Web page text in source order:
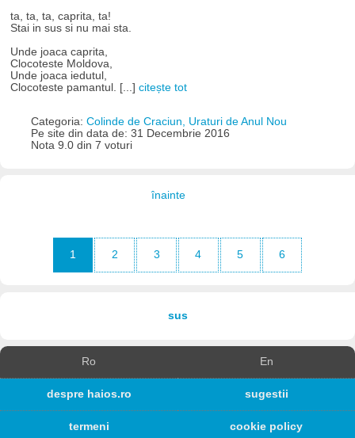
ta, ta, ta, caprita, ta!
Stai in sus si nu mai sta.
Unde joaca caprita,
Clocoteste Moldova,
Unde joaca iedutul,
Clocoteste pamantul. [...]citește tot
Categoria: Colinde de Craciun, Uraturi de Anul Nou
Pe site din data de: 31 Decembrie 2016
Nota 9.0 din 7 voturi
înainte
1 2 3 4 5 6
sus
Ro En
despre haios.ro sugestii
termeni cookie policy